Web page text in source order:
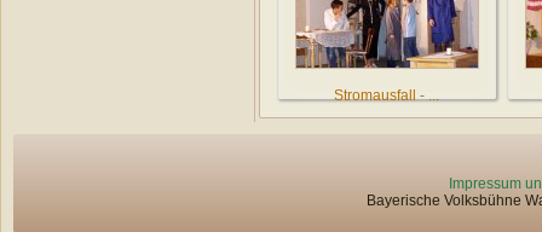
Stromausfall - ...
Impressum
Bayerische Volksbühne